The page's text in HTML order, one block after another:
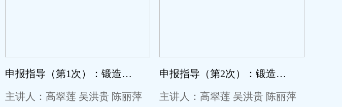
申报指导（第1次）：锻造职业教育高水平“金师”主题工作坊申报指导暨第三场直播活动
主讲人：高翠莲 吴洪贵 陈丽萍
申报指导（第2次）：锻造职业教育高水平“金师”主题工作坊申报指导暨第四场直播活动
主讲人：高翠莲 吴洪贵 陈丽萍